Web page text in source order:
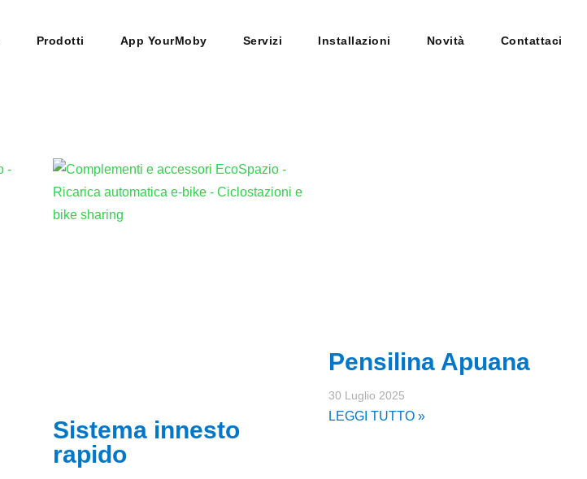
Prodotti App YourMoby Servizi Installazioni Novità Contattaci
Sistema innesto
rapido
Pensilina Apuana
30 Luglio 2025
LEGGI TUTTO »